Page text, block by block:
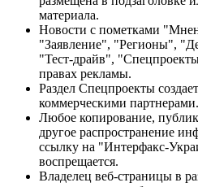
материала.
Новости с пометками
"Заявление", "Регионы",
"Тест-драйв",
правах рекламы.
Раздел Спецпроекты
коммерческими партнерами.
Любое копирование,
другое распространение
ссылку на "Интерфакс-
воспрещается.
Владелец веб-страницы в